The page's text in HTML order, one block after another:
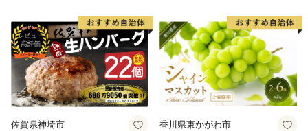
佐賀県神埼市 香川県東かがわ市